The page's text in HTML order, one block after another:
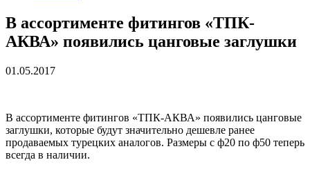
В ассортименте фитингов «ТПК-
АКВА» появились цанговые заглушки
01.05.2017
В ассортименте фитингов «ТПК-АКВА» появились цанговые
заглушки, которые будут значительно дешевле ранее
продаваемых турецких аналогов. Размеры с ф20 по ф50 теперь
всегда в наличии.